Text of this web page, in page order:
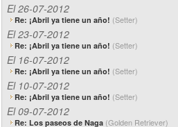
El 26-07-2012
Re: ¡Abril ya tiene un año! (Setter)
El 23-07-2012
Re: ¡Abril ya tiene un año! (Setter)
El 16-07-2012
Re: ¡Abril ya tiene un año! (Setter)
El 10-07-2012
Re: ¡Abril ya tiene un año! (Setter)
El 09-07-2012
Re: Los paseos de Naga (Golden Retriever)